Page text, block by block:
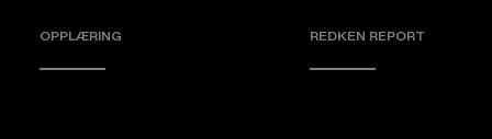
OPPLÆRING REDKEN REPORT